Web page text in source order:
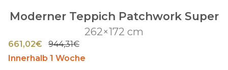
Moderner Teppich Patchwork Super
262×172 cm
661,02€
944,31€
Innerhalb 1 Woche